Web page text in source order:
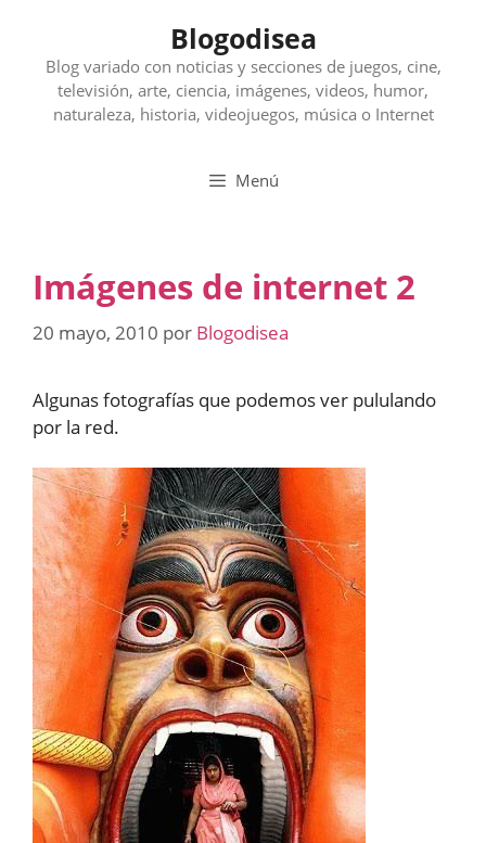
contenido
Blogodisea
Blog variado con noticias y secciones de juegos, cine,
televisión, arte, ciencia, imágenes, videos, humor,
naturaleza, historia, videojuegos, música o Internet
Menú
Imágenes de internet 2
20 mayo, 2010 por Blogodisea
Algunas fotografías que podemos ver pululando
por la red.